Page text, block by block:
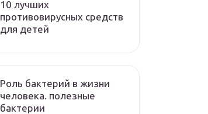
10 лучших
противовирусных средств
для детей
Роль бактерий в жизни
человека. полезные
бактерии